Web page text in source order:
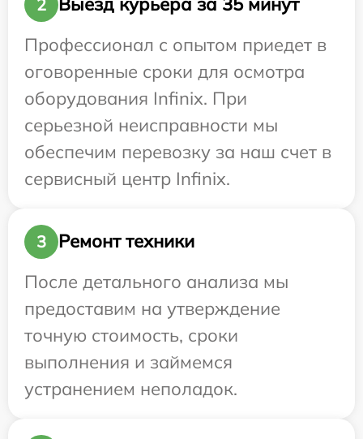
2
Профессионал с опытом приедет в
оговоренные сроки для осмотра
оборудования Infinix. При
серьезной неисправности мы
обеспечим перевозку за наш счет в
сервисный центр Infinix.
3
Ремонт техники
После детального анализа мы
предоставим на утверждение
точную стоимость, сроки
выполнения и займемся
устранением неполадок.